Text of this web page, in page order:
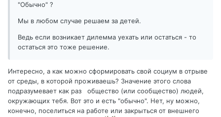
"Обычно" ?
Мы в любом случае решаем за детей.
Ведь если возникает дилемма уехать или остаться - то
остаться это тоже решение.
Интересно, а как можно сформировать свой социум в отрыве
от среды, в которой проживаешь? Значение этого слова
подразумевает как раз общество (или сообщество) людей,
окружающих тебя. Вот это и есть "обычно". Нет, ну можно,
конечно, поселиться на работе или закрыться от внешнего